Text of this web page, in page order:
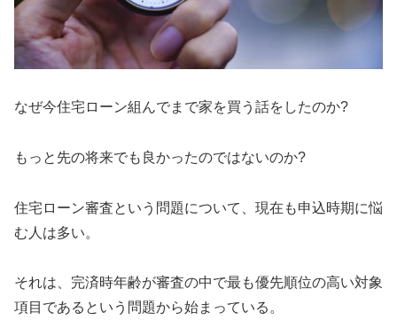
なぜ今住宅ローン組んでまで家を買う話をしたのか?
もっと先の将来でも良かったのではないのか?
住宅ローン審査という問題について、現在も申込時期に悩
む人は多い。
それは、完済時年齢が審査の中で最も優先順位の高い対象
項目であるという問題から始まっている。